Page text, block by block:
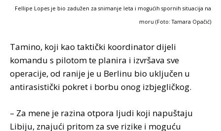
Fellipe Lopes je bio zadužen za snimanje leta i mogućih spornih situacija na
moru (Foto: Tamara Opačić)
Tamino, koji kao taktički koordinator dijeli
komandu s pilotom te planira i izvršava sve
operacije, od ranije je u Berlinu bio uključen u
antirasistički pokret i borbu onog izbjegličkog.
– Za mene je razina otpora ljudi koji napuštaju
Libiju, znajući pritom za sve rizike i moguću